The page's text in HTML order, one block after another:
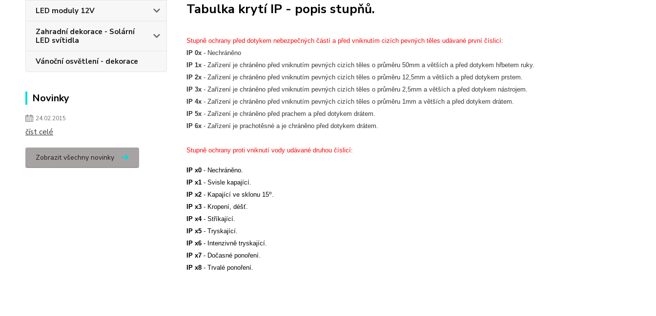
LED moduly 12V
Zahradní dekorace - Solární
LED svítidla
Vánoční osvětlení - dekorace
Novinky
24.02.2015
číst celé
Zobrazit všechny novinky
Tabulka krytí IP - popis stupňů.
Stupně ochrany před dotykem nebezpečných částí a před vniknutím cizích pevných těles udávané první číslicí:
IP 0x - Nechráněno
IP 1x - Zařízení je chráněno před vniknutím pevných cizích těles o průměru 50mm a větších a před dotykem hřbetem ruky.
IP 2x - Zařízení je chráněno před vniknutím pevných cizích těles o průměru 12,5mm a větších a před dotykem prstem.
IP 3x - Zařízení je chráněno před vniknutím pevných cizích těles o průměru 2,5mm a větších a před dotykem nástrojem.
IP 4x - Zařízení je chráněno před vniknutím pevných cizích těles o průměru 1mm a větších a před dotykem drátem.
IP 5x - Zařízení je chráněno před prachem a před dotykem drátem.
IP 6x - Zařízení je prachotěsné a je chráněno před dotykem drátem.
Stupně ochrany proti vniknutí vody udávané druhou číslicí:
IP x0- Nechráněno.
IP x1- Svisle kapající.
IP x2- Kapající ve sklonu 15o.
IP x3- Kropení, déšť.
IP x4- Stříkající.
IP x5- Tryskající.
IP x6- Intenzivně tryskající.
P x7- Dočasné ponoření.
IP x8- Trvalé ponoření.